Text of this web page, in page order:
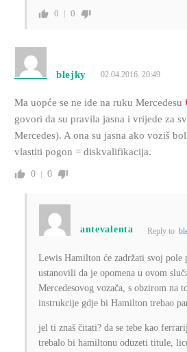
0 0
blejky 02.04.2016. 20:49
Ma uopće se ne ide na ruku Mercedesu
govori da su pravila jasna i vrijede za
Mercedes). A ona su jasna ako voziš
vlastiti pogon = diskvalifikacija.
0 0
antevalenta Reply to
Lewis Hamilton će zadržati svoj pole
ustanovili da je opomena u ovom
Mercedesovog vozača, s obzirom na
instrukcije gdje bi Hamilton trebao
jel ti znaš čitati? da se tebe kao
trebalo bi hamiltonu oduzeti titule,